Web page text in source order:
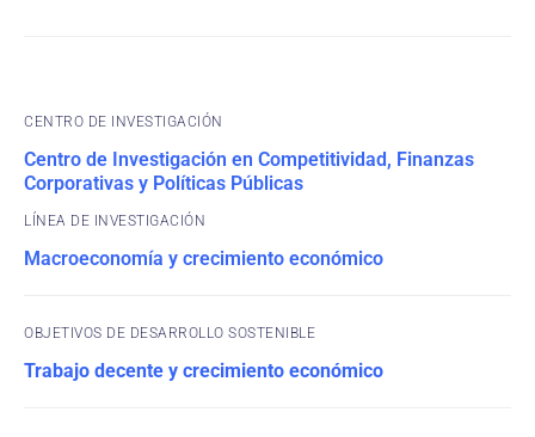
CENTRO DE INVESTIGACIÓN
Centro de Investigación en Competitividad, Finanzas
Corporativas y Políticas Públicas
Macroeconomía y crecimiento económico
OBJETIVOS DE DESARROLLO SOSTENIBLE
Trabajo decente y crecimiento económico